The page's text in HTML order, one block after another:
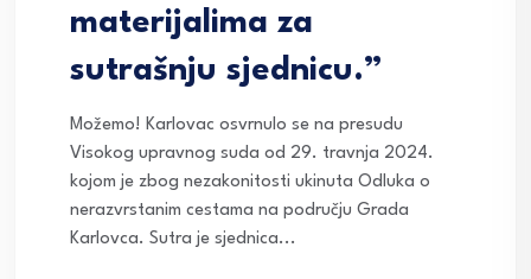
materijalima za
sutrašnju sjednicu.”
Možemo! Karlovac osvrnulo se na presudu
Visokog upravnog suda od 29. travnja 2024.
kojom je zbog nezakonitosti ukinuta Odluka o
nerazvrstanim cestama na području Grada
Karlovca. Sutra je sjednica...